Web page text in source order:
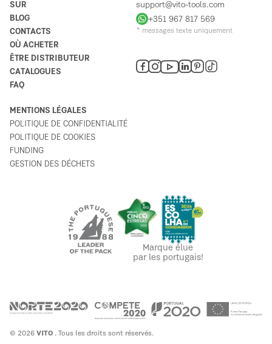
SUR
BLOG
CONTACTS
OÙ ACHETER
ÊTRE DISTRIBUTEUR
CATALOGUES
FAQ
support@vito-tools.com
+351 967 817 569
* messages texte uniquement
MENTIONS LÉGALES
POLITIQUE DE CONFIDENTIALITÉ
POLITIQUE DE COOKIES
FUNDING
GESTION DES DÉCHETS
Marque élue
par les portugais!
© 2026 VITO . Tous les droits sont réservés.